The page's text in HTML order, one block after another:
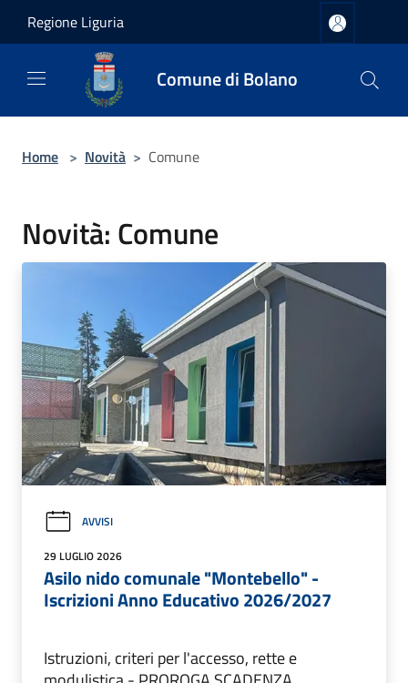
Regione Liguria
Comune di Bolano
Home > Novità > Comune
Novità: Comune
AVVISI
29 LUGLIO 2026
Asilo nido comunale "Montebello" -
Iscrizioni Anno Educativo 2026/2027
Istruzioni, criteri per l'accesso, rette e